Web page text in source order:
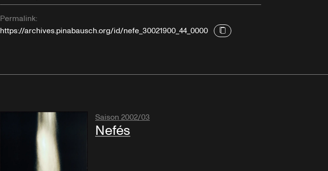
Permalink:
https://archives.pinabausch.org/id/nefe_30021900_44_0000
Saison 2002/03
Nefés